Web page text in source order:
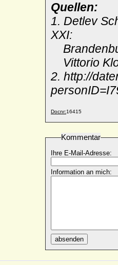
Quellen:
1. Detlev
XXI:
Vittorio
2. http://
Docnr:16415
Kommentar
Ihre E-Mail-Adresse:
Information an mich:
absenden